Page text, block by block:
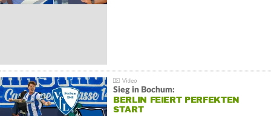
Sieg in Bochum:
BERLIN FEIERT PERFEKTEN
START